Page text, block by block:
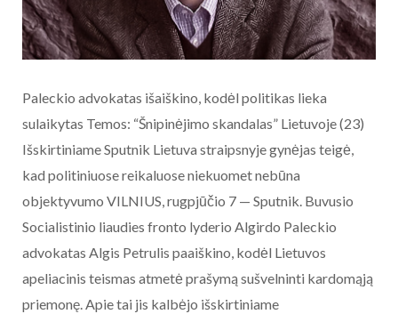
Paleckio advokatas išaiškino, kodėl politikas lieka
sulaikytas Temos: “Šnipinėjimo skandalas” Lietuvoje (23)
Išskirtiniame Sputnik Lietuva straipsnyje gynėjas teigė,
kad politiniuose reikaluose niekuomet nebūna
objektyvumo VILNIUS, rugpjūčio 7 — Sputnik. Buvusio
Socialistinio liaudies fronto lyderio Algirdo Paleckio
advokatas Algis Petrulis paaiškino, kodėl Lietuvos
apeliacinis teismas atmetė prašymą sušvelninti kardomąją
priemonę. Apie tai jis kalbėjo išskirtiniame